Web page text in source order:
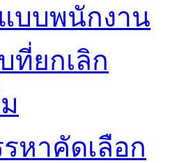
แบบพนักงาน
ที่ยกเลิก
หาคัดเลือก